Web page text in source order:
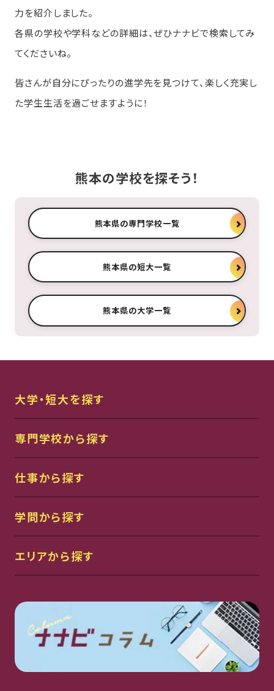
力を紹介しました。
各県の学校や学科などの詳細は、ぜひナナビで検索してみ
てくださいね。
皆さんが自分にぴったりの進学先を見つけて、楽しく充実し
た学生生活を過ごせますように！
熊本の学校を探そう！
熊本県の専門学校一覧
熊本県の短大一覧
熊本県の大学一覧
大学・短大を探す
専門学校から探す
仕事から探す
学問から探す
エリアから探す